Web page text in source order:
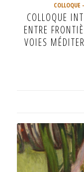
COLLOQUE
COLLOQUE
ENTRE
VOIES